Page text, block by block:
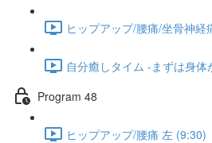
ヒップアップ/腰痛/坐骨神
自分癒しタイム -まずは身体
Program 48
ヒップアップ/腰痛 左 (9:30)